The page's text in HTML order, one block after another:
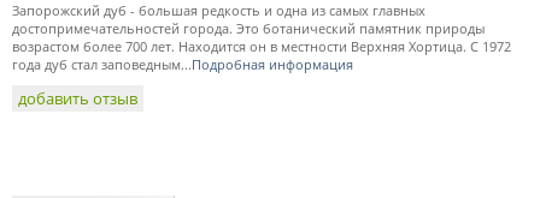
Запорожский дуб - большая редкость и одна из самых главных
достопримечательностей города. Это ботанический памятник природы
возрастом более 700 лет. Находится он в местности Верхняя Хортица. С 1972
года дуб стал заповедным...Подробная информация
добавить отзыв